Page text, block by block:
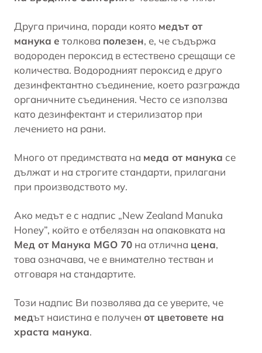
Друга причина, поради която медът от
манука е толкова полезен, е, че съдържа
водороден пероксид в естествено срещащи се
количества. Водородният пероксид е друго
дезинфектантно съединение, което разгражда
органичните съединения. Често се използва
като дезинфектант и стерилизатор при
лечението на рани.
Много от предимствата на меда от манука се
дължат и на строгите стандарти, прилагани
при производството му.
Ако медът е с надпис „New Zealand Manuka
Honey”, който е отбелязан на опаковката на
Мед от Манука MGO 70 на отлична цена,
това означава, че е внимателно тестван и
отговаря на стандартите.
Този надпис Ви позволява да се уверите, че
медът наистина е получен от цветовете на
храста манука.